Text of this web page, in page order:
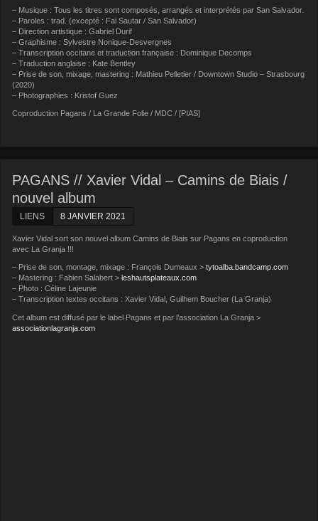
– Musique : Tous les titres sont composés, arrangés et interprétés par San Salvador.
– Paroles : trad. (excepté : Fai Sautar / San Salvador)
– Direction artistique : Gabriel Durif
– Graphisme : Sylvestre Nonique-Desvergnes
– Transcription occitane et traduction française : Dominique Decomps
– Traduction anglaise : Kate Bentley
– Prise de son, mixage, mastering : Mathieu Pelletier / Downtown Studio – Strasbourg
(2020)
– Photographies : Kristof Guez
Coproduction Pagans / La Grande Folie / MDC / [PIAS]
PAGANS // Xavier Vidal – Camins de Biais /
nouvel album
LIENS 8 JANVIER 2021
Xavier Vidal sort son nouvel album Camins de Biais sur Pagans en coproduction
avec La Granja !!!
– Prise de son, montage, mixage : François Dumeaux >tytoalba.bandcamp.com
– Mastering : Fabien Salabert > leshautsplateaux.com
– Photo : Céline Lajeunie
– Transcription textes occitans : Xavier Vidal, Guilhem Boucher (La Granja)
Cet album est diffusé par le label Pagans et par l’association La Granja >
associationlagranja.com